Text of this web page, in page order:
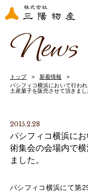
News
トップ
新着情報
パシフィコ横浜において行わ
土産菓子を販売させて頂きまし
2015.2.28
パシフィコ横浜に
術集会の会場内で
ました。
パシフィコ横浜にて第